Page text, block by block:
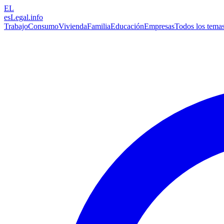
EL
esLegal.info
TrabajoConsumoViviendaFamiliaEducaciónEmpresasTodos los